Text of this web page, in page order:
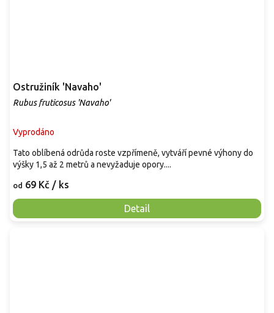
Ostružiník 'Navaho'
Rubus fruticosus 'Navaho'
Vyprodáno
od 69 Kč / ks
Detail
Tato oblíbená odrůda roste vzpřímeně, vytváří pevné výhony do
výšky 1,5 až 2 metrů a nevyžaduje opory....